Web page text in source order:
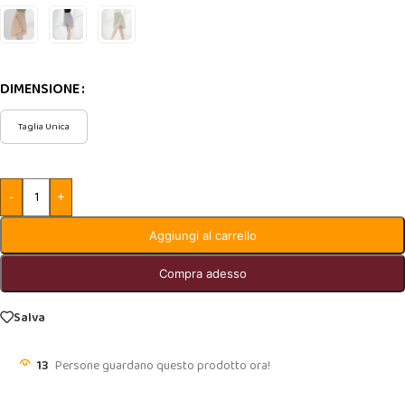
DIMENSIONE
Taglia Unica
- +
Aggiungi al carrello
Compra adesso
Salva
13 Persone guardano questo prodotto ora!